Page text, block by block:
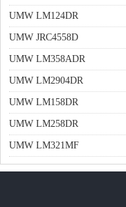
UMW LM124DR
UMW JRC4558D
UMW LM358ADR
UMW LM2904DR
UMW LM158DR
UMW LM258DR
UMW LM321MF